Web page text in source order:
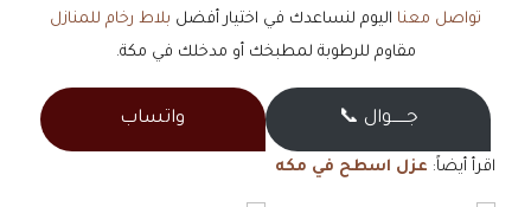
تواصل معنا اليوم لنساعدك في اختيار أفضل بلاط رخام للمنازل
مقاوم للرطوبة لمطبخك أو مدخلك في مكة.
جــــــوال 📞 واتساب
اقرأ أيضاً: عزل اسطح في مكه